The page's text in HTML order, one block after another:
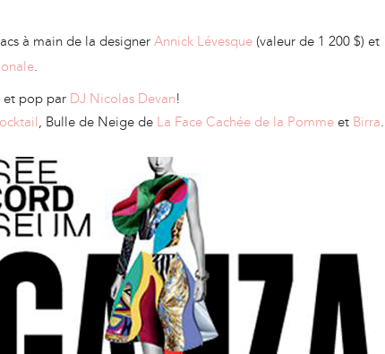
à main de la designer Annick Lévesque (valeur de 1 200 $) et
.
et pop par DJ Nicolas Devan!
, Bulle de Neige de La Face Cachée de la Pomme et Birra.